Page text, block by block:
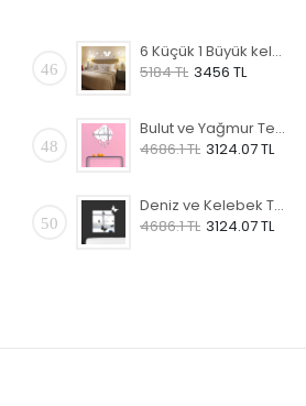
46
6 Küçük 1 Büyük kelebek Temalı Desen Saat
5184 TL 3456 TL
48
Bulut ve Yağmur Temalı Desen Saat
4686.1 TL 3124.07 TL
50
Deniz ve Kelebek Temalı Desen Saat
4686.1 TL 3124.07 TL